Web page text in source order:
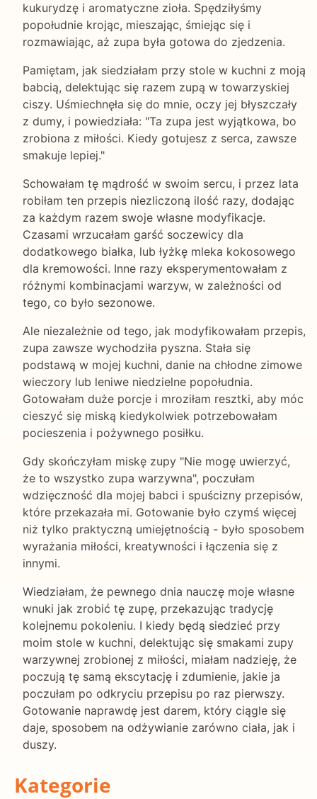
kukurydzę i aromatyczne zioła. Spędziłyśmy
popołudnie krojąc, mieszając, śmiejąc się i
rozmawiając, aż zupa była gotowa do zjedzenia.
Pamiętam, jak siedziałam przy stole w kuchni z moją
babcią, delektując się razem zupą w towarzyskiej
ciszy. Uśmiechnęła się do mnie, oczy jej błyszczały
z dumy, i powiedziała: "Ta zupa jest wyjątkowa, bo
zrobiona z miłości. Kiedy gotujesz z serca, zawsze
smakuje lepiej."
Schowałam tę mądrość w swoim sercu, i przez lata
robiłam ten przepis niezliczoną ilość razy, dodając
za każdym razem swoje własne modyfikacje.
Czasami wrzucałam garść soczewicy dla
dodatkowego białka, lub łyżkę mleka kokosowego
dla kremowości. Inne razy eksperymentowałam z
różnymi kombinacjami warzyw, w zależności od
tego, co było sezonowe.
Ale niezależnie od tego, jak modyfikowałam przepis,
zupa zawsze wychodziła pyszna. Stała się
podstawą w mojej kuchni, danie na chłodne zimowe
wieczory lub leniwe niedzielne popołudnia.
Gotowałam duże porcje i mroziłam resztki, aby móc
cieszyć się miską kiedykolwiek potrzebowałam
pocieszenia i pożywnego posiłku.
Gdy skończyłam miskę zupy "Nie mogę uwierzyć,
że to wszystko zupa warzywna", poczułam
wdzięczność dla mojej babci i spuścizny przepisów,
które przekazała mi. Gotowanie było czymś więcej
niż tylko praktyczną umiejętnością - było sposobem
wyrażania miłości, kreatywności i łączenia się z
innymi.
Wiedziałam, że pewnego dnia nauczę moje własne
wnuki jak zrobić tę zupę, przekazując tradycję
kolejnemu pokoleniu. I kiedy będą siedzieć przy
moim stole w kuchni, delektując się smakami zupy
warzywnej zrobionej z miłości, miałam nadzieję, że
poczują tę samą ekscytację i zdumienie, jakie ja
poczułam po odkryciu przepisu po raz pierwszy.
Gotowanie naprawdę jest darem, który ciągle się
daje, sposobem na odżywianie zarówno ciała, jak i
duszy.
Kategorie